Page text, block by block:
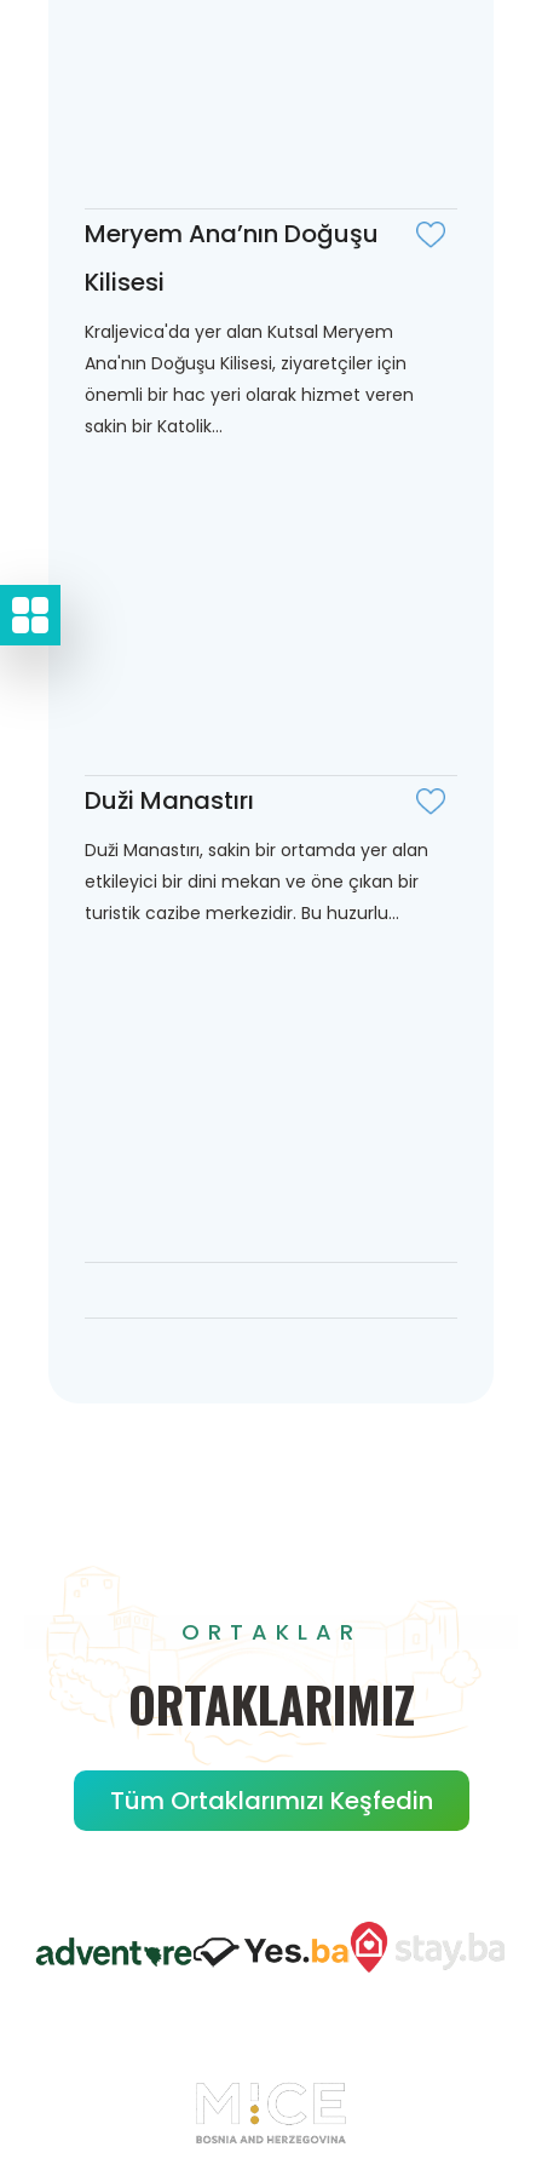
Meryem Ana’nın Doğuşu
Kilisesi
Kraljevica'da yer alan Kutsal Meryem
Ana'nın Doğuşu Kilisesi, ziyaretçiler için
önemli bir hac yeri olarak hizmet veren
sakin bir Katolik...
Duži Manastırı
Duži Manastırı, sakin bir ortamda yer alan
etkileyici bir dini mekan ve öne çıkan bir
turistik cazibe merkezidir. Bu huzurlu...
ORTAKLAR
ORTAKLARIMIZ
Tüm Ortaklarımızı Keşfedin